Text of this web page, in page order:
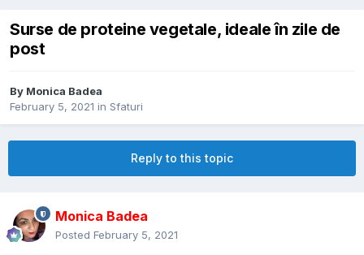
Surse de proteine vegetale, ideale în zile de
post
By Monica Badea
February 5, 2021 in Sfaturi
Reply to this topic
Monica Badea
Posted February 5, 2021